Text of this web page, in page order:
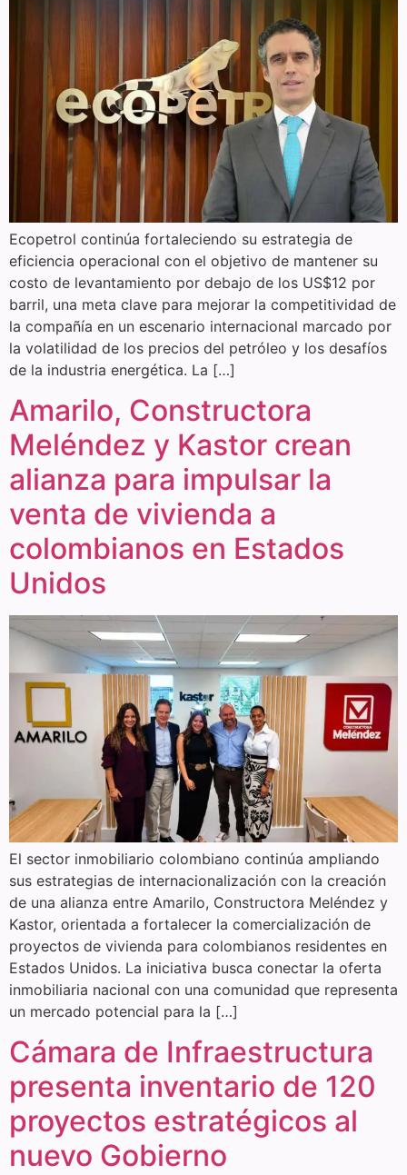
Ecopetrol continúa fortaleciendo su estrategia de
eficiencia operacional con el objetivo de mantener su
costo de levantamiento por debajo de los US$12 por
barril, una meta clave para mejorar la competitividad de
la compañía en un escenario internacional marcado por
la volatilidad de los precios del petróleo y los desafíos
de la industria energética. La […]
Amarilo, Constructora
Meléndez y Kastor crean
alianza para impulsar la
venta de vivienda a
colombianos en Estados
Unidos
El sector inmobiliario colombiano continúa ampliando
sus estrategias de internacionalización con la creación
de una alianza entre Amarilo, Constructora Meléndez y
Kastor, orientada a fortalecer la comercialización de
proyectos de vivienda para colombianos residentes en
Estados Unidos. La iniciativa busca conectar la oferta
inmobiliaria nacional con una comunidad que representa
un mercado potencial para la […]
Cámara de Infraestructura
presenta inventario de 120
proyectos estratégicos al
nuevo Gobierno